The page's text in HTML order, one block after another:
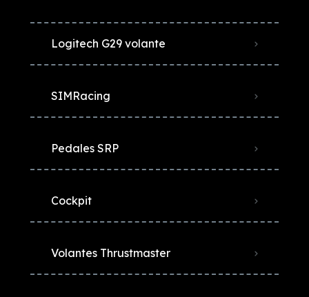
Logitech G29 volante
SIMRacing
Pedales SRP
Cockpit
Volantes Thrustmaster